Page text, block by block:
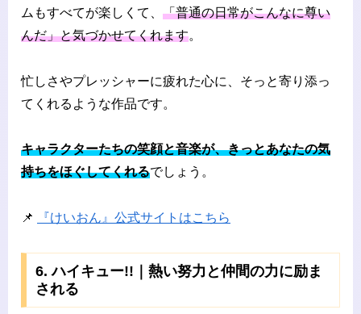
ムもすべてが楽しくて、 「普通の日常がこんなに尊い
んだ」と気づかせてくれます。
忙しさやプレッシャーに疲れた心に、そっと寄り添っ
てくれるような作品です。
キャラクターたちの笑顔と音楽が、きっとあなたの気
持ちをほぐしてくれるでしょう。
📌 『けいおん』公式サイトはこちら
6. ハイキュー!!｜熱い努力と仲間の力に励ま
される